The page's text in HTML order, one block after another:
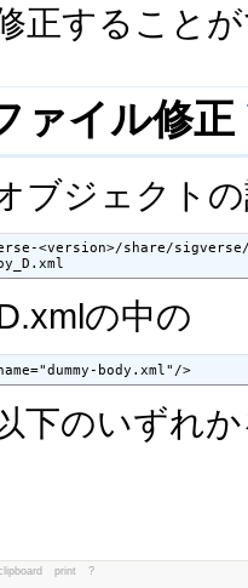
正すること
ァイル修正
ブジェクト
<version>/share/
の中の
body.xml"/>
下のいずれ
print ?